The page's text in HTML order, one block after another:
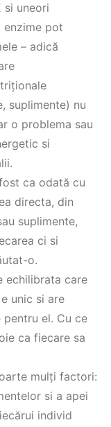
si uneori
enzime pot
– adică
suplimente) nu
o problema sau
si
ca odată cu
directa, din
suplimente,
ci si
o.
echilibrata care
unic si are
pentru el. Cu ce
ca fiecare sa
mulți factori:
si a apei
individ